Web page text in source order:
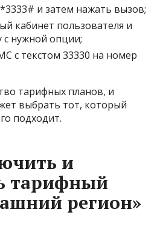
и затем нажать вызов;
кабинет пользователя и
с нужной опции;
с текстом 33330 на номер
тарифных планов, и
выбрать тот, который
подходит.
и
тарифный
регион»